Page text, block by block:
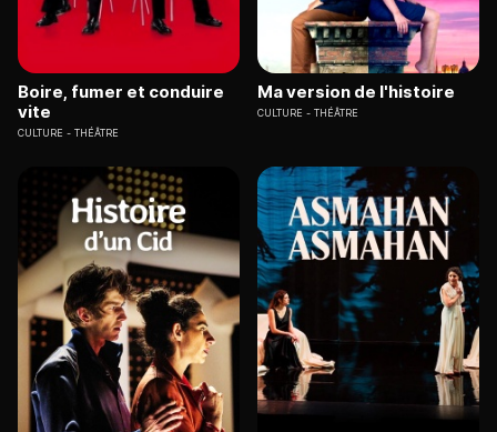
Boire, fumer et conduire
vite
CULTURE THÉÂTRE
Ma version de l'histoire
CULTURE THÉÂTRE